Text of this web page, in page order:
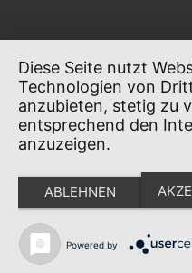
Diese Seite nutzt
Technologien von
anzubieten, stetig zu
entsprechend den
anzuzeigen.
ABLEHNEN
Powered by